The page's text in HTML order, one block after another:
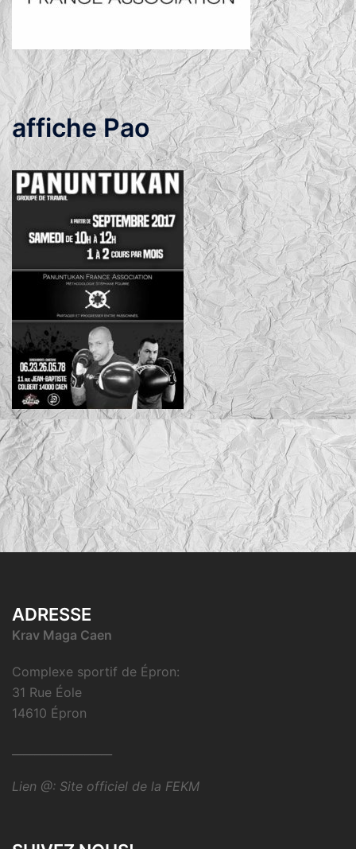
affiche Pao
ADRESSE
Krav Maga Caen
Complexe sportif de Épron:
31 Rue Éole
14610 Épron
Lien @: Site officiel de la FEKM